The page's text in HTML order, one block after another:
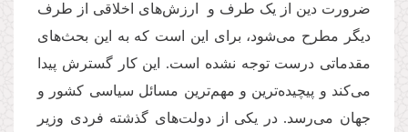
ضرورت دین از یک طرف و ارزش‌های اخلاقی از طرف
دیگر مطرح می‌شود، برای این است که به این بحث‌های
مقدماتی درست توجه نشده است. این کار گسترش پیدا
می‌کند و پیچیده‌ترین و مهم‌ترین مسائل سیاسی کشور و
جهان می‌رسد. در یکی از دولت‌های گذشته فردی وزیر